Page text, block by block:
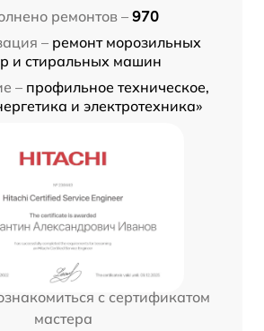
ремонтов – 970
– ремонт морозильных
и стиральных машин
– профильное техническое,
и электротехника»
с сертификатом
мастера